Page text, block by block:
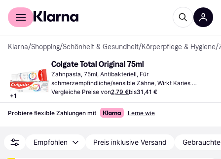
Für Shopper
Klarna/Shopping/Schönheit & Gesundheit/Körperpflege & Hygiene/
+1
Colgate Total Original 75ml
Zahnpasta, 75ml, Antibakteriell, Für
schmerzempfindliche/sensible Zähne, Wirkt Karies
entgegen, Wirkt Mundgeruch entgegen, Reduziert Plaque,
Bleichend
Vergleiche Preise von2,79 €bis31,41 €
Probiere flexible Zahlungen mit Lerne wie
Empfohlen Preis inklusive Versand